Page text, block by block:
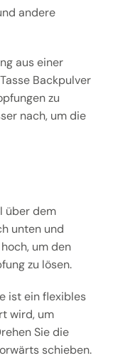
andere
aus einer
Backpulver
zu
nach, um die
über dem
unten und
um den
zu lösen.
ist ein flexibles
wird, um
Sie die
schieben.